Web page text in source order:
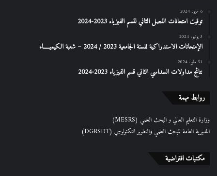
6 مايو، 2024
توقيت امتحانات الفصل الثاني لقسم الفيزياء 2023-2024
3 يونيو، 2024
الإمتحانات الاستدراكیة للسنة الجامعیة 2023 / 2024 – شعبة الكیمیـــــاء
31 مايو، 2024
نتائج مداولات السداسي الثاني قسم الفيزياء 2023-2024
روابط مهمة
وزارة التعليم العالي و البحث العلمي (MESRS)
المديرية العامة للبحث العلمي والتطوير التكنولوجي (DGRSDT)
مكتبات افتراضية